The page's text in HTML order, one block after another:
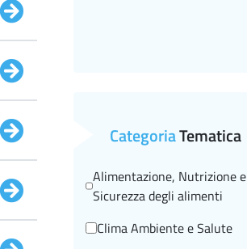
CategoriaTematica
Alimentazione, Nutrizione e
Sicurezza degli alimenti
Clima Ambiente e Salute